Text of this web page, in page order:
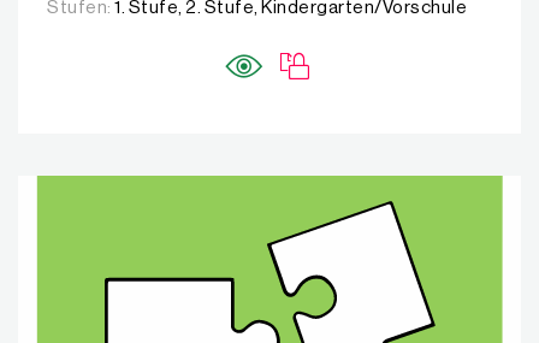
Stufen: 1. Stufe, 2. Stufe, Kindergarten/Vorschule